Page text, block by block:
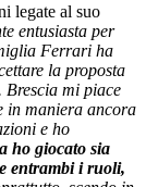
legate al suo
entusiasta per
Ferrari ha
la proposta
mi piace
in maniera ancora
e ho
ho giocato sia
entrambi i ruoli,